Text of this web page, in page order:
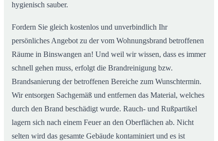
hygienisch sauber.
Fordern Sie gleich kostenlos und unverbindlich Ihr
persönliches Angebot zu der vom Wohnungsbrand betroffenen
Räume in Binswangen an! Und weil wir wissen, dass es immer
schnell gehen muss, erfolgt die Brandreinigung bzw.
Brandsanierung der betroffenen Bereiche zum Wunschtermin.
Wir entsorgen Sachgemäß und entfernen das Material, welches
durch den Brand beschädigt wurde. Rauch- und Rußpartikel
lagern sich nach einem Feuer an den Oberflächen ab. Nicht
selten wird das gesamte Gebäude kontaminiert und es ist